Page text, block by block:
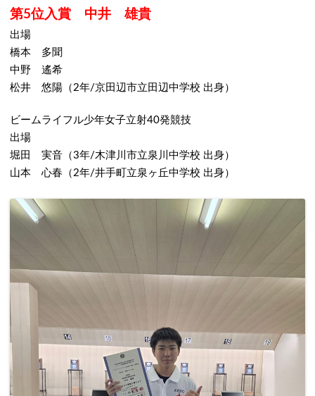
第5位入賞 中井 雄貴
出場
橋本 多聞
中野 遙希
松井 悠陽 （2年/京田辺市立田辺中学校 出身）
ビームライフル少年女子立射40発競技
出場
堀田 実音 （3年/木津川市立泉川中学校 出身）
山本 心春 （2年/井手町立泉ヶ丘中学校 出身）